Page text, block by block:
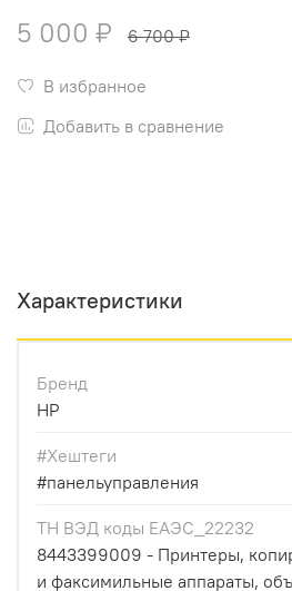
5 000 ₽ 6 700 ₽
В избранное
Добавить в сравнение
Характеристики
Бренд
HP
#Хештеги
#панельуправления
ТН ВЭД коды ЕАЭС_22232
8443399009 - Принтеры,
и факсимильные аппараты,